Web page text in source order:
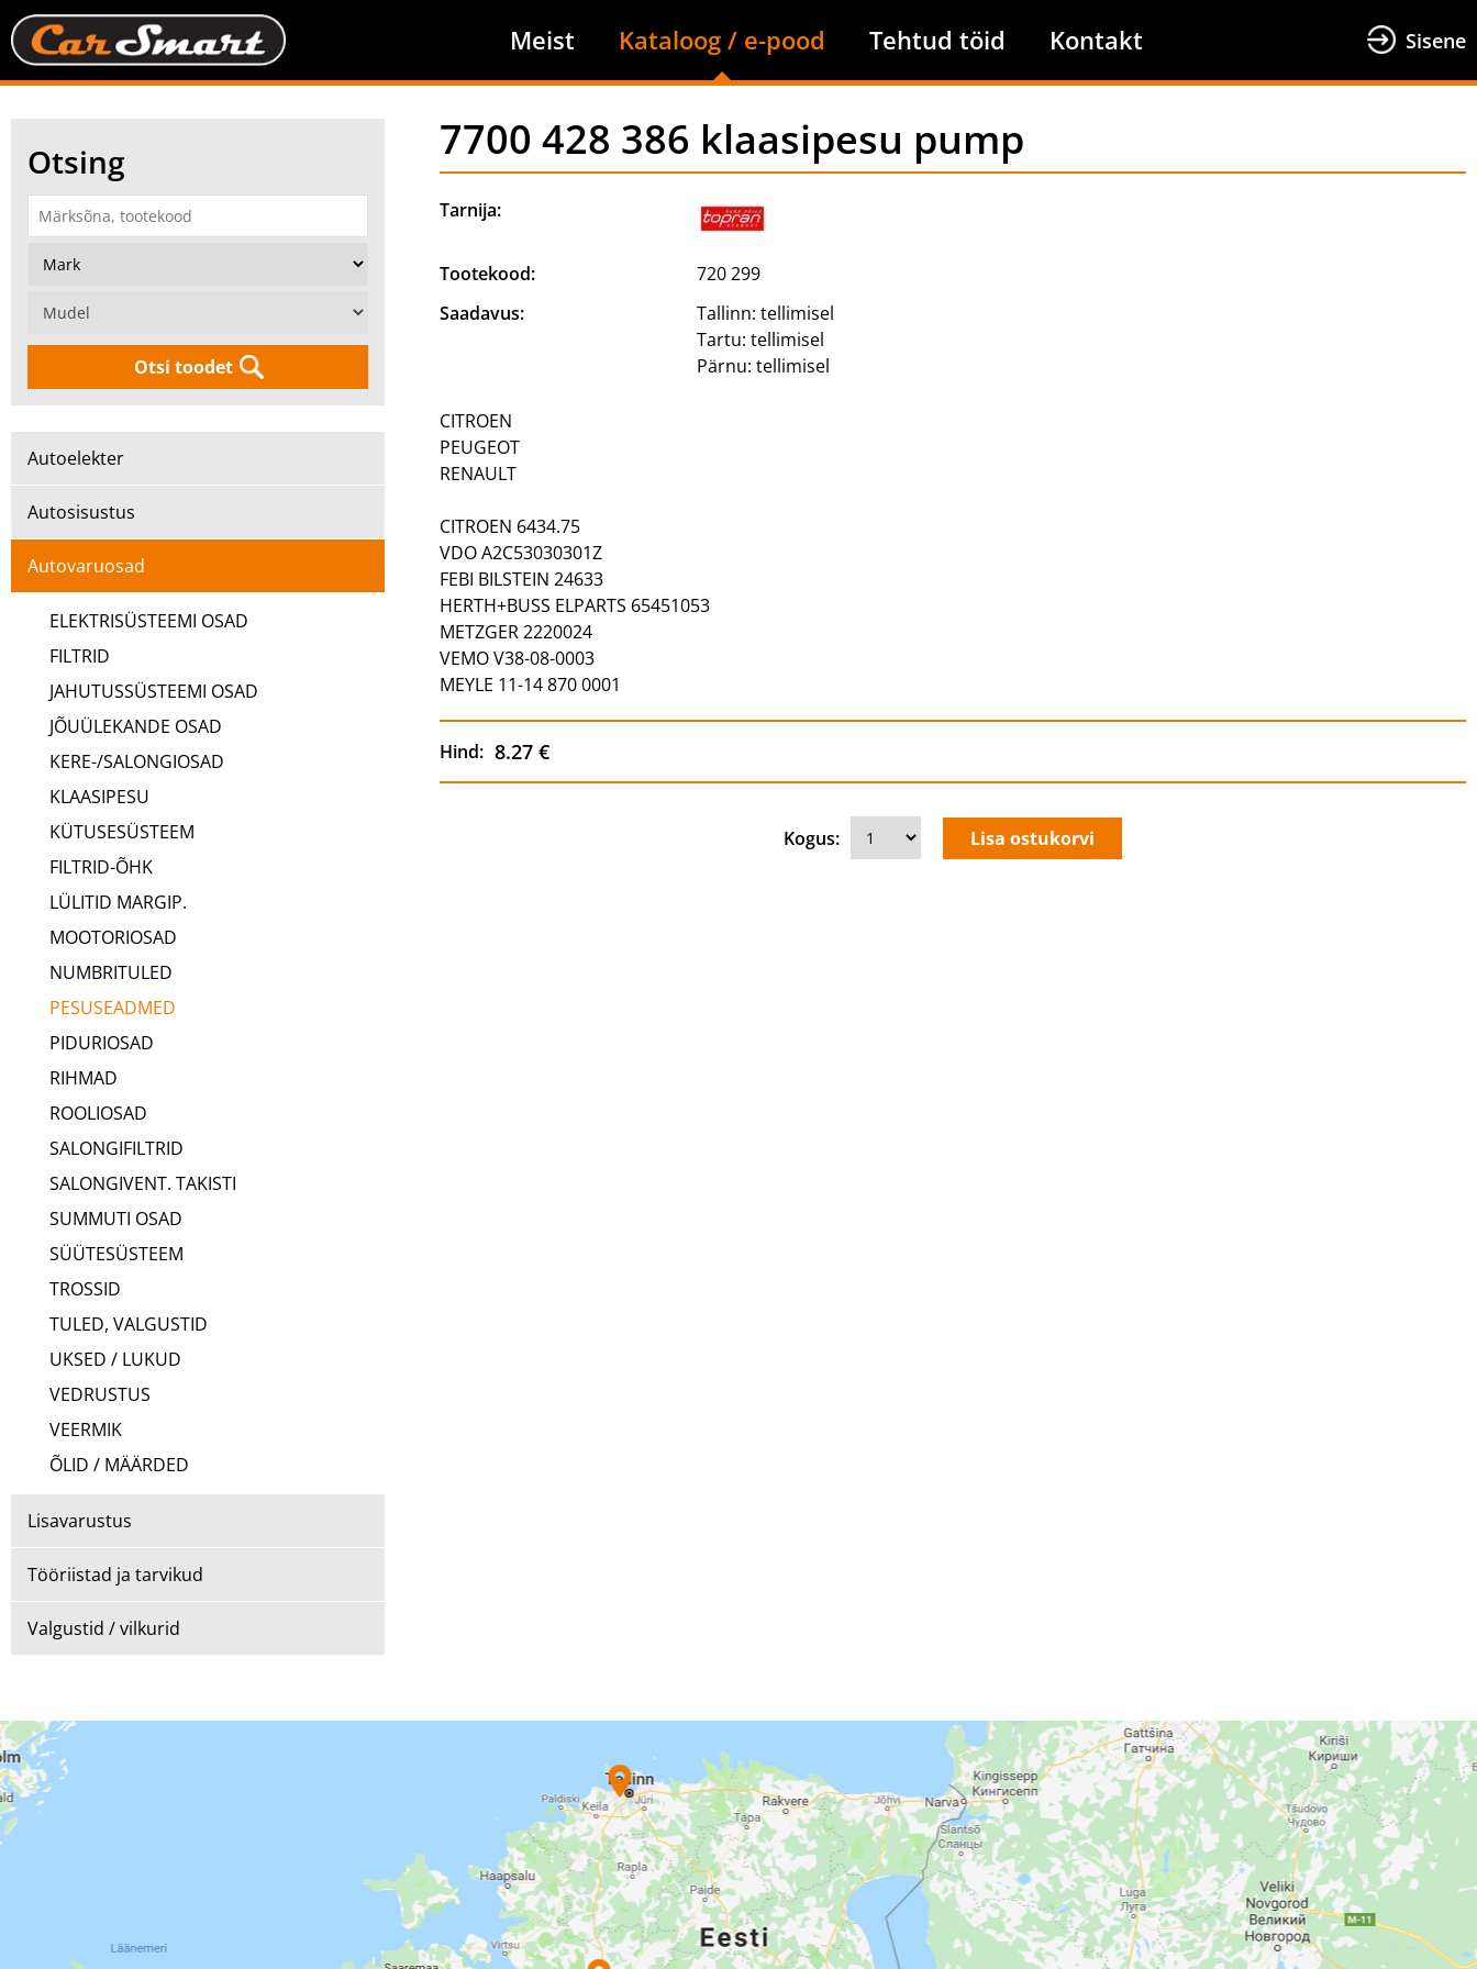
Meist Kataloog / e-pood Tehtud töid Kontakt Sisene
Otsing
Otsi toodet
Autoelekter
Autosisustus
Autovaruosad
ELEKTRISÜSTEEMI OSAD
FILTRID
JAHUTUSSÜSTEEMI OSAD
JÕUÜLEKANDE OSAD
KERE-/SALONGIOSAD
KLAASIPESU
KÜTUSESÜSTEEM
FILTRID-ÕHK
LÜLITID MARGIP.
MOOTORIOSAD
NUMBRITULED
PESUSEADMED
PIDURIOSAD
RIHMAD
ROOLIOSAD
SALONGIFILTRID
SALONGIVENT. TAKISTI
SUMMUTI OSAD
SÜÜTESÜSTEEM
TROSSID
TULED, VALGUSTID
UKSED / LUKUD
VEDRUSTUS
VEERMIK
ÕLID / MÄÄRDED
Lisavarustus
Tööriistad ja tarvikud
Valgustid / vilkurid
7700 428 386 klaasipesu pump
Tarnija:
Tootekood:
720 299
Saadavus:
Tallinn: tellimisel
Tartu: tellimisel
Pärnu: tellimisel
CITROEN
PEUGEOT
RENAULT
CITROEN 6434.75
VDO A2C53030301Z
FEBI BILSTEIN 24633
HERTH+BUSS ELPARTS 65451053
METZGER 2220024
VEMO V38-08-0003
MEYLE 11-14 870 0001
Hind: 8.27 €
Kogus: